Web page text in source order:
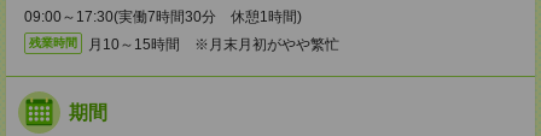
09:00～17:30(実働7時間30分 休憩1時間)
残業時間 月10～15時間 ※月末月初がやや繁忙
期間